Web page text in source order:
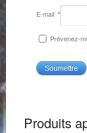
E-mail *
Prévenez-
Produits